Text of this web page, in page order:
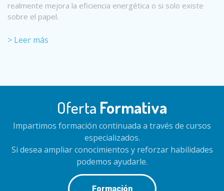
realmente mejora la eficiencia energética o si solo existe
sobre el papel.
> Leer más
Oferta Formativa
Impartimos formación continuada a través de cursos
especializados.
Si desea ampliar conocimientos y reforzar habilidades
podemos ayudarle.
Formación